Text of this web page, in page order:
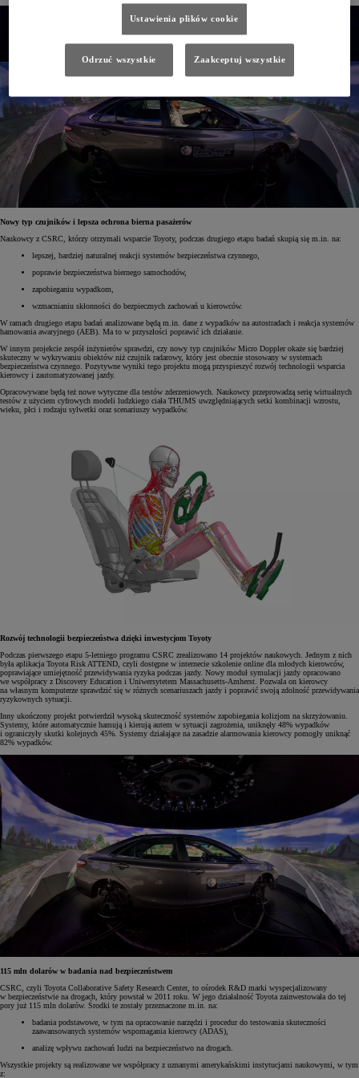
Nowy typ czujników i lepsza ochrona bierna pasażerów
Naukowcy z CSRC, którzy otrzymali wsparcie Toyoty, podczas drugiego etapu badań skupią się m.in. na:
lepszej, bardziej naturalnej reakcji systemów bezpieczeństwa czynnego,
poprawie bezpieczeństwa biernego samochodów,
zapobieganiu wypadkom,
wzmacnianiu skłonności do bezpiecznych zachowań u kierowców.
W ramach drugiego etapu badań analizowane będą m.in. dane z wypadków na autostradach i reakcja systemów
hamowania awaryjnego (AEB). Ma to w przyszłości poprawić ich działanie.
W innym projekcie zespół inżynierów sprawdzi, czy nowy typ czujników Micro Doppler okaże się bardziej
skuteczny w wykrywaniu obiektów niż czujnik radarowy, który jest obecnie stosowany w systemach
bezpieczeństwa czynnego. Pozytywne wyniki tego projektu mogą przyspieszyć rozwój technologii wsparcia
kierowcy i zautomatyzowanej jazdy.
Opracowywane będą też nowe wytyczne dla testów zderzeniowych. Naukowcy przeprowadzą serię wirtualnych
testów z użyciem cyfrowych modeli ludzkiego ciała THUMS uwzględniających setki kombinacji wzrostu,
wieku, płci i rodzaju sylwetki oraz scenariuszy wypadków.
Rozwój technologii bezpieczeństwa dzięki inwestycjom Toyoty
Podczas pierwszego etapu 5-letniego programu CSRC zrealizowano 14 projektów naukowych. Jednym z nich
była aplikacja Toyota Risk ATTEND, czyli dostępne w internecie szkolenie online dla młodych kierowców,
poprawiające umiejętność przewidywania ryzyka podczas jazdy. Nowy moduł symulacji jazdy opracowano
we współpracy z Discovery Education i Uniwersytetem Massachusetts-Amherst. Pozwala on kierowcy
na własnym komputerze sprawdzić się w różnych scenariuszach jazdy i poprawić swoją zdolność przewidywania
ryzykownych sytuacji.
Inny ukończony projekt potwierdził wysoką skuteczność systemów zapobiegania kolizjom na skrzyżowaniu.
Systemy, które automatycznie hamują i kierują autem w sytuacji zagrożenia, uniknęły 48% wypadków
i ograniczyły skutki kolejnych 45%. Systemy działające na zasadzie alarmowania kierowcy pomogły uniknąć
82% wypadków.
115 mln dolarów w badania nad bezpieczeństwem
CSRC, czyli Toyota Collaborative Safety Research Center, to ośrodek R&D marki wyspecjalizowany
w bezpieczeństwie na drogach, który powstał w 2011 roku. W jego działalność Toyota zainwestowała do tej
pory już 115 mln dolarów. Środki te zostały przeznaczone m.in. na:
badania podstawowe, w tym na opracowanie narzędzi i procedur do testowania skuteczności
zaawansowanych systemów wspomagania kierowcy (ADAS),
analizę wpływu zachowań ludzi na bezpieczeństwo na drogach.
Wszystkie projekty są realizowane we współpracy z uznanymi amerykańskimi instytucjami naukowymi, w tym
z:
Ustawienia plików cookie
Odrzuć wszystkie Zaakceptuj wszystkie